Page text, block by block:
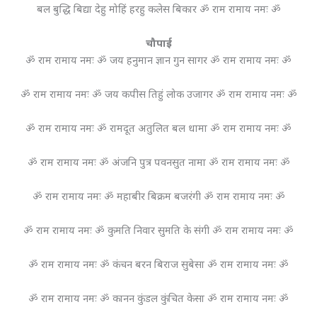
बल बुद्धि बिद्या देहु मोहिं हरहु कलेस बिकार ॐ राम रामाय नमः ॐ
चौपाई
ॐ राम रामाय नमः ॐ जय हनुमान ज्ञान गुन सागर ॐ राम रामाय नमः ॐ
ॐ राम रामाय नमः ॐ जय कपीस तिहुं लोक उजागर ॐ राम रामाय नमः ॐ
ॐ राम रामाय नमः ॐ रामदूत अतुलित बल धामा ॐ राम रामाय नमः ॐ
ॐ राम रामाय नमः ॐ अंजनि पुत्र पवनसुत नामा ॐ राम रामाय नमः ॐ
ॐ राम रामाय नमः ॐ महाबीर बिक्रम बजरंगी ॐ राम रामाय नमः ॐ
ॐ राम रामाय नमः ॐ कुमति निवार सुमति के संगी ॐ राम रामाय नमः ॐ
ॐ राम रामाय नमः ॐ कंचन बरन बिराज सुबेसा ॐ राम रामाय नमः ॐ
ॐ राम रामाय नमः ॐ कानन कुंडल कुंचित केसा ॐ राम रामाय नमः ॐ